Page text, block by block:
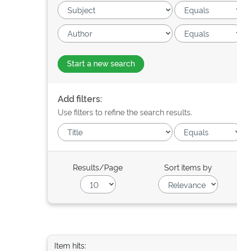
Start a new search
Add filters:
Use filters to refine the search results.
Results/Page Sort items by
Item hits: